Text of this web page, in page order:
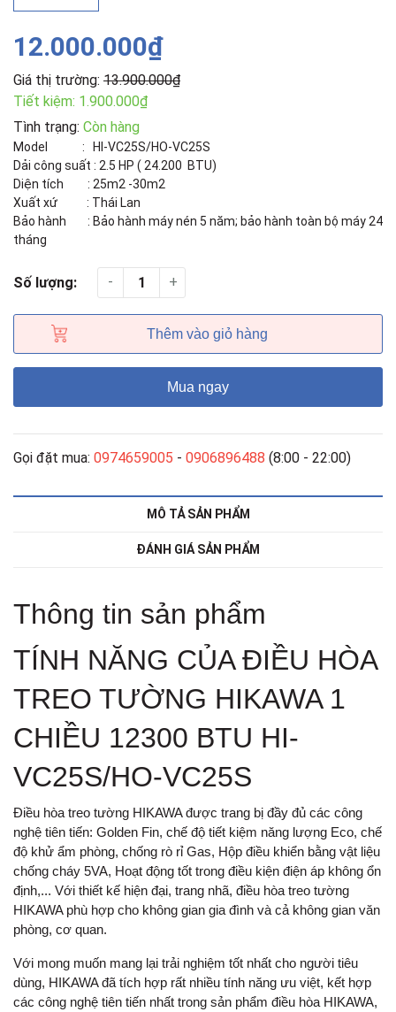
12.000.000₫
Giá thị trường: 13.900.000₫
Tiết kiệm: 1.900.000₫
Tình trạng: Còn hàng
Model : HI-VC25S/HO-VC25S
Dải công suất : 2.5 HP ( 24.200 BTU)
Diện tích : 25m2 -30m2
Xuất xứ : Thái Lan
Bảo hành : Bảo hành máy nén 5 năm; bảo hành toàn bộ máy 24
tháng
Số lượng: - +
Thêm vào giỏ hàng
Mua ngay
Gọi đặt mua: 0974659005 - 0906896488 (8:00 - 22:00)
MÔ TẢ SẢN PHẨM
ĐÁNH GIÁ SẢN PHẨM
Thông tin sản phẩm
TÍNH NĂNG CỦA ĐIỀU HÒA
TREO TƯỜNG HIKAWA 1
CHIỀU 12300 BTU HI-
VC25S/HO-VC25S
Điều hòa treo tường HIKAWA được trang bị đầy đủ các công
nghệ tiên tiến: Golden Fin, chế độ tiết kiệm năng lượng Eco, chế
độ khử ẩm phòng, chống rò rỉ Gas, Hộp điều khiển bằng vật liệu
chống cháy 5VA, Hoạt động tốt trong điều kiện điện áp không ổn
định,... Với thiết kế hiện đại, trang nhã, điều hòa treo tường
HIKAWA phù hợp cho không gian gia đình và cả không gian văn
phòng, cơ quan.
Với mong muốn mang lại trải nghiệm tốt nhất cho người tiêu
dùng, HIKAWA đã tích hợp rất nhiều tính năng ưu việt, kết hợp
các công nghệ tiên tiến nhất trong sản phẩm điều hòa HIKAWA,